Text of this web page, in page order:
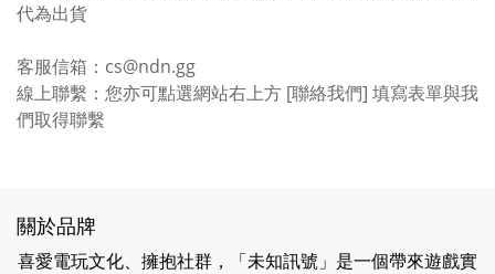
代為出貨
客服信箱：cs@ndn.gg
線上聯繫：您亦可點選網站右上方 [聯絡我們] 填寫表單與我
們取得聯繫
關於品牌
喜愛電玩文化、擁抱社群，「未知訊號」是一個帶來遊戲實